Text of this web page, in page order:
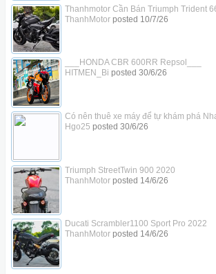
Thanhmotor Cần Bán Triumph Trident
ThanhMotorposted 10/7/26
___HONDA CBR 600RR Repsol___
HITMEN_Bi posted 30/6/26
Có nên thuê xe máy để tự khám phá
Hgo25 posted 30/6/26
Triumph StreetTwin 900 2020
ThanhMotorposted 14/6/26
Ducati Scrambler1100 Sport Pro 2022
ThanhMotorposted 14/6/26